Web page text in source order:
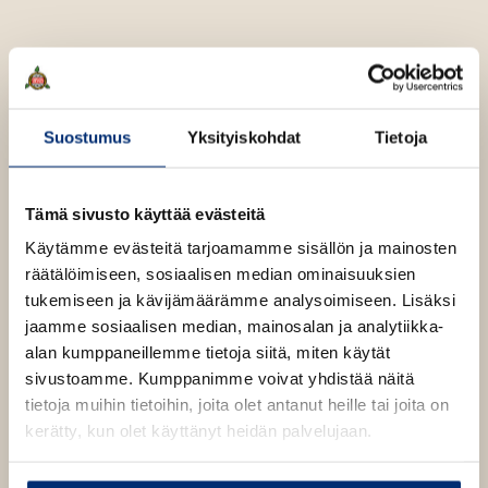
Suostumus Yksityiskohdat Tietoja
Tämä sivusto käyttää evästeitä
Käytämme evästeitä tarjoamamme sisällön ja mainosten
räätälöimiseen, sosiaalisen median ominaisuuksien
tukemiseen ja kävijämäärämme analysoimiseen. Lisäksi
jaamme sosiaalisen median, mainosalan ja analytiikka-
alan kumppaneillemme tietoja siitä, miten käytät
sivustoamme. Kumppanimme voivat yhdistää näitä
tietoja muihin tietoihin, joita olet antanut heille tai joita on
kerätty, kun olet käyttänyt heidän palvelujaan.
e
n
Kati Kovács
Kati Kovács (s. 1963) on asunut Roomassa jo 30 vuotta.
Kuvia kumartelematon suomisarjakuvanenfant terrible
on palkittu niin Sarjakuva-Finlandialla, Puupäähatulla
kuin sarjakuvan valtiopalkinnollakin.
Lue lisää tekijästä
K
a
t